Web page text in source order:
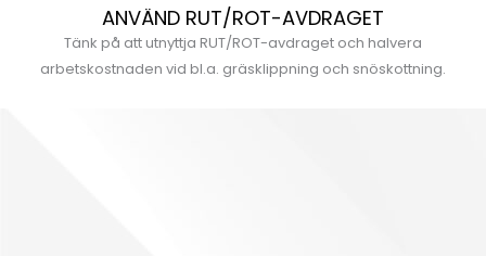
ANVÄND RUT/ROT-AVDRAGET
Tänk på att utnyttja RUT/ROT-avdraget och halvera
arbetskostnaden vid bl.a. gräsklippning och snöskottning.